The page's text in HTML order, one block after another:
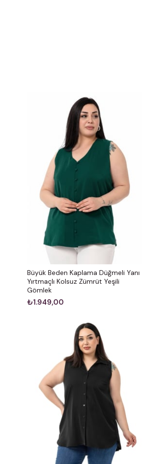
Büyük Beden Kaplama Düğmeli Yanı
Yırtmaçlı Kolsuz Zümrüt Yeşili
Gömlek
₺1.949,00